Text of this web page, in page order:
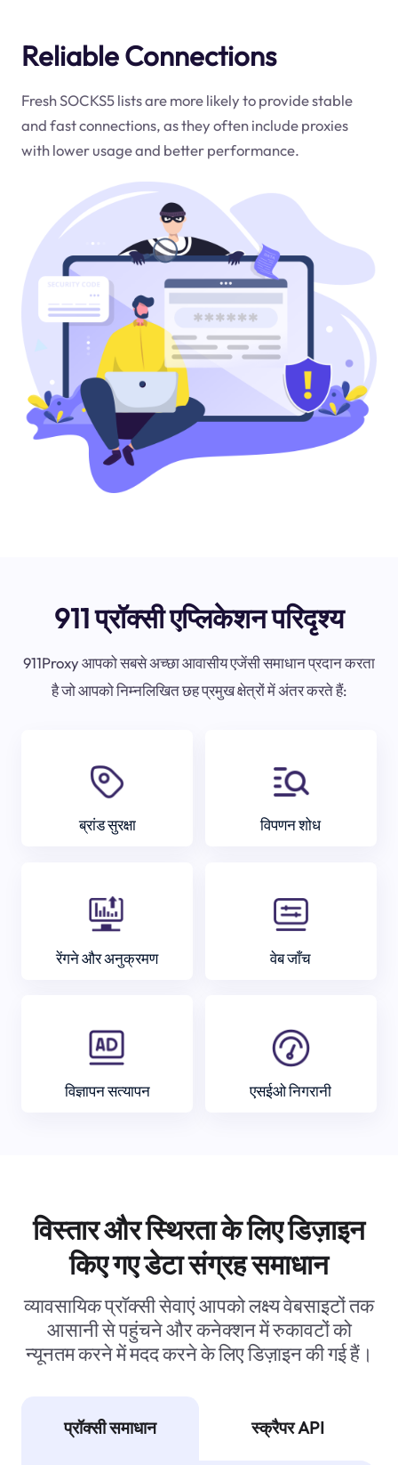
Reliable Connections
Fresh SOCKS5 lists are more likely to provide stable
and fast connections, as they often include proxies
with lower usage and better performance.
911 प्रॉक्सी एप्लिकेशन परिदृश्य
911Proxy आपको सबसे अच्छा आवासीय एजेंसी समाधान प्रदान करता
है जो आपको निम्नलिखित छह प्रमुख क्षेत्रों में अंतर करते हैं:
ब्रांड सुरक्षा विपणन शोध
रेंगने और अनुक्रमण वेब जाँच
विज्ञापन सत्यापन एसईओ निगरानी
विस्तार और स्थिरता के लिए डिज़ाइन
किए गए डेटा संग्रह समाधान
व्यावसायिक प्रॉक्सी सेवाएं आपको लक्ष्य वेबसाइटों तक
आसानी से पहुंचने और कनेक्शन में रुकावटों को
न्यूनतम करने में मदद करने के लिए डिज़ाइन की गई हैं।
प्रॉक्सी समाधान स्क्रैपर API